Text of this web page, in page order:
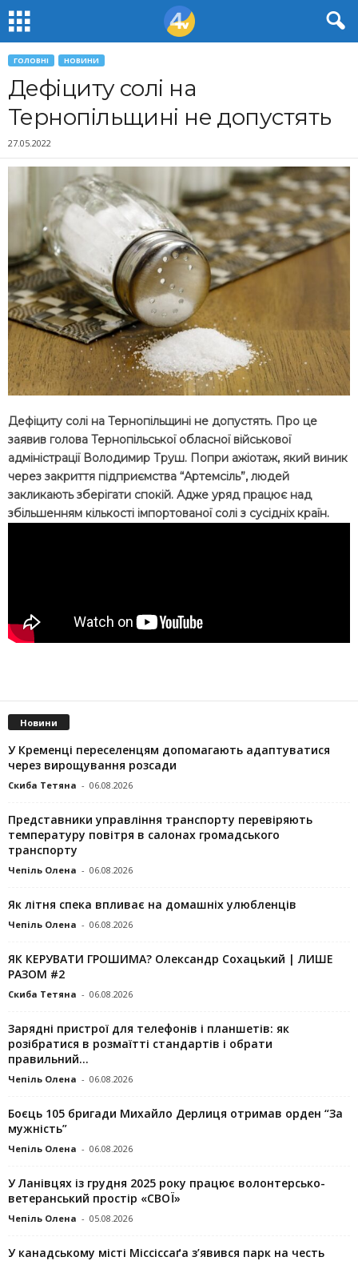
ГОЛОВНІ НОВИНИ
Дефіциту солі на
Тернопільщині не допустять
27.05.2022
Дефіциту солі на Тернопільщині не допустять. Про це
заявив голова Тернопільської обласної військової
адміністрації Володимир Труш. Попри ажіотаж, який виник
через закриття підприємства “Артемсіль”, людей
закликають зберігати спокій. Адже уряд працює над
збільшенням кількості імпортованої солі з сусідніх країн.
Новини
У Кременці переселенцям допомагають адаптуватися
через вирощування розсади
Скиба Тетяна - 06.08.2026
Представники управління транспорту перевіряють
температуру повітря в салонах громадського
транспорту
Чепіль Олена - 06.08.2026
Як літня спека впливає на домашніх улюбленців
Чепіль Олена - 06.08.2026
ЯК КЕРУВАТИ ГРОШИМА? Олександр Сохацький | ЛИШЕ
РАЗОМ #2
Скиба Тетяна - 06.08.2026
Зарядні пристрої для телефонів і планшетів: як
розібратися в розмаїтті стандартів і обрати
правильний...
Чепіль Олена - 06.08.2026
Боєць 105 бригади Михайло Дерлиця отримав орден “За
мужність”
Чепіль Олена - 06.08.2026
У Ланівцях із грудня 2025 року працює волонтерсько-
ветеранський простір «СВОЇ»
Чепіль Олена - 05.08.2026
У канадському місті Міссіссаґа з’явився парк на честь